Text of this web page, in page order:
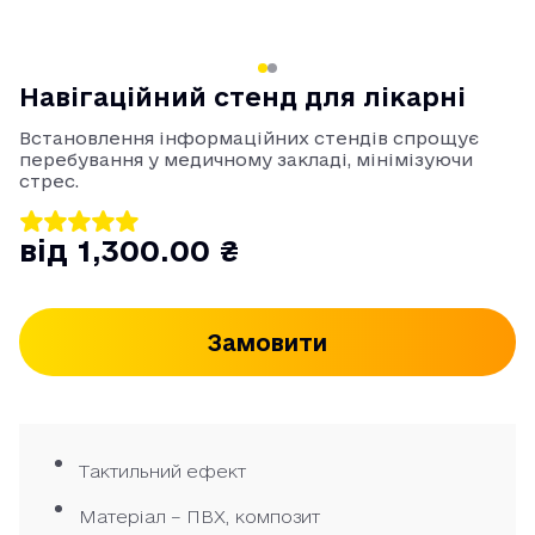
Навігаційний стенд для лікарні
Встановлення інформаційних стендів спрощує
перебування у медичному закладі, мінімізуючи
стрес.
від 1,300.00 ₴
Замовити
Тактильний ефект
Матеріал – ПВХ, композит